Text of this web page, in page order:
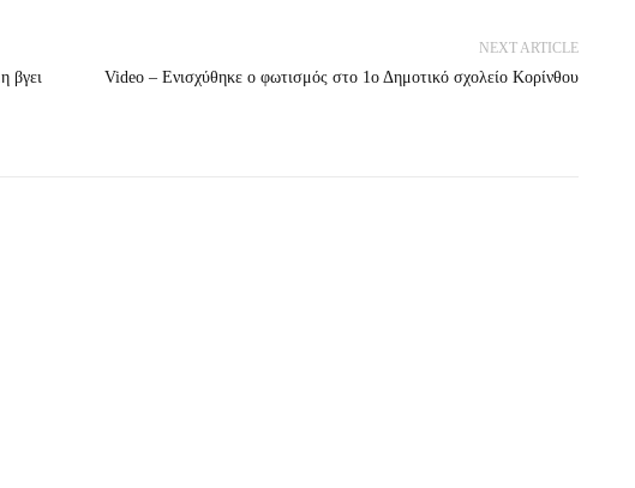
βγει
NEXT ARTICLE
Video – Ενισχύθηκε ο φωτισμός στο 1ο Δημοτικό σχολείο Κορίνθου